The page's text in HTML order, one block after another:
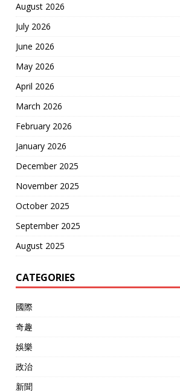
August 2026
July 2026
June 2026
May 2026
April 2026
March 2026
February 2026
January 2026
December 2025
November 2025
October 2025
September 2025
August 2025
CATEGORIES
國際
奇趣
娛樂
政治
新聞